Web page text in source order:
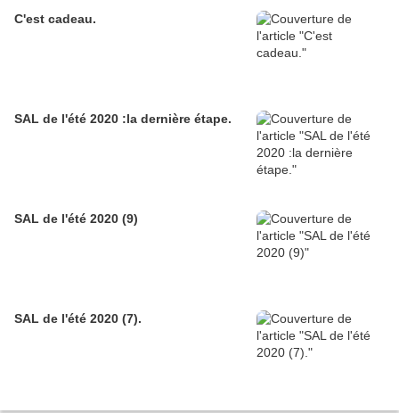
C'est cadeau.
SAL de l'été 2020 :la dernière étape.
SAL de l'été 2020 (9)
SAL de l'été 2020 (7).